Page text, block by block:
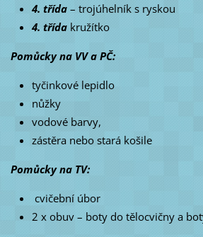
4. třída– trojúhelník s ryskou
4. třídakružítko
Pomůcky na VV a PČ:
tyčinkové lepidlo
nůžky
vodové barvy,
zástěra nebo stará košile
Pomůcky na TV:
cvičební úbor
2 x obuv – boty do tělocvičny a